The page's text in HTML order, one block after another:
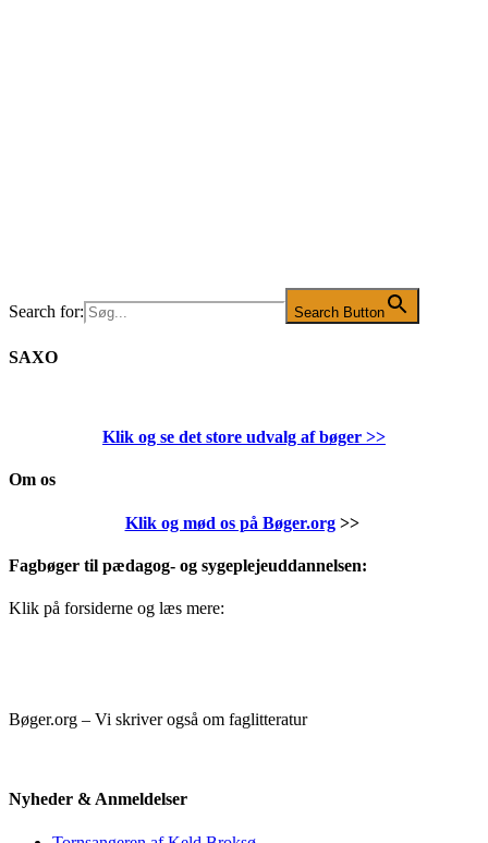
Search for: Search Button
SAXO
Klik og se det store udvalg af bøger >>
Om os
Klik og mød os på Bøger.org>>
Fagbøger til pædagog- og sygeplejeuddannelsen:
Klik på forsiderne og læs mere:
Bøger.org – Vi skriver også om faglitteratur
Nyheder & Anmeldelser